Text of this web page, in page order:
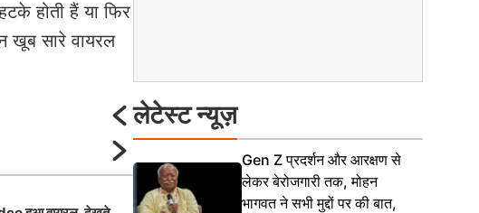
होती हैं या फिर
खूब सारे वायरल
लेटेस्ट न्यूज़
Gen Z प्रदर्शन और आरक्षण से
लेकर बेरोजगारी तक, मोहन
भागवत ने सभी मुद्दों पर की बात,